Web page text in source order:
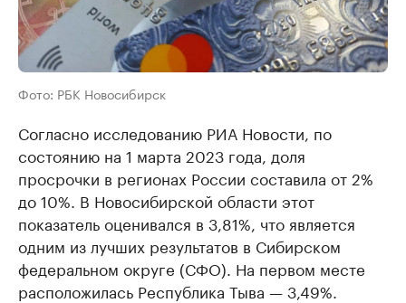
Фото: РБК Новосибирск
Согласно исследованию РИА Новости, по
состоянию на 1 марта 2023 года, доля
просрочки в регионах России составила от 2%
до 10%. В Новосибирской области этот
показатель оценивался в 3,81%, что является
одним из лучших результатов в Сибирском
федеральном округе (СФО). На первом месте
расположилась Республика Тыва — 3,49%.